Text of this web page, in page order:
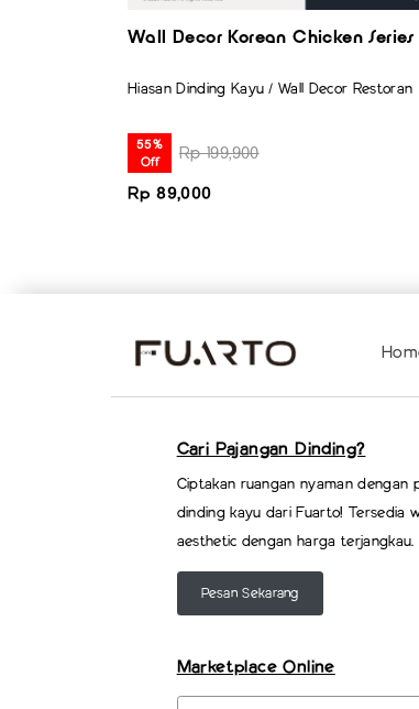
Wall Decor Korean Chicken Series
Hiasan Dinding Kayu / Wall Decor Restoran
55%
Off
Rp 199,900
Rp 89,000
Cari Pajangan Dinding?
Ciptakan ruangan nyaman dengan
dinding kayu dari Fuarto! Tersedia
aesthetic dengan harga terjangkau.
Pesan Sekarang
Marketplace Online